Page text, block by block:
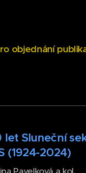
objednání
let Sluneční
(1924-2024)